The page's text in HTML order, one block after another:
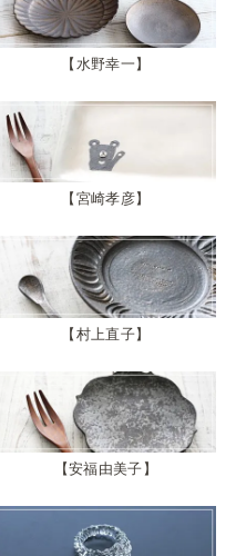
水野幸一
宮崎孝彦
村上直子
安福由美子